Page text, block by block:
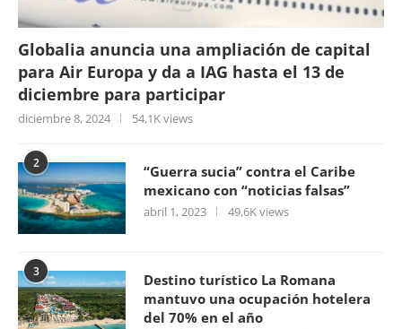
Globalia anuncia una ampliación de capital
para Air Europa y da a IAG hasta el 13 de
diciembre para participar
diciembre 8, 2024 54,1K views
2
“Guerra sucia” contra el Caribe
mexicano con “noticias falsas”
abril 1, 2023 49,6K views
3
Destino turístico La Romana
mantuvo una ocupación hotelera
del 70% en el año